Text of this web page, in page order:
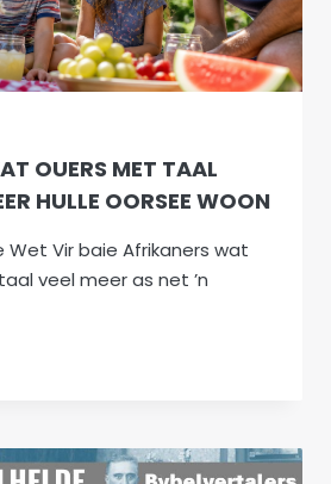
OUERS MET TAAL
HULLE OORSEE WOON
Wet Vir baie Afrikaners wat
veel meer as net ’n